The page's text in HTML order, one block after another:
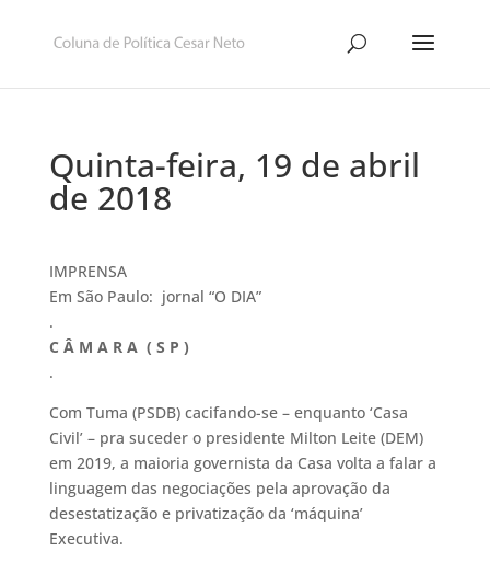
Quinta-feira, 19 de abril
de 2018
IMPRENSA
Em São Paulo: jornal “O DIA”
.
C Â M A R A ( S P )
.
Com Tuma (PSDB) cacifando-se – enquanto ‘Casa
Civil’ – pra suceder o presidente Milton Leite (DEM)
em 2019, a maioria governista da Casa volta a falar a
linguagem das negociações pela aprovação da
desestatização e privatização da ‘máquina’
Executiva.